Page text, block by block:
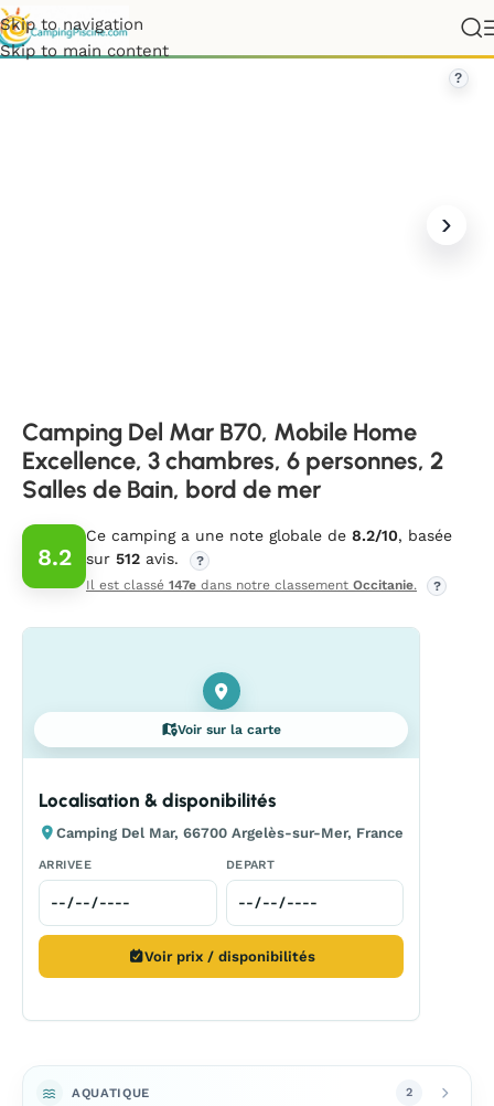
Skip to navigation
Skip to main content
3 chambres, 6 personnes, 2 Salles de Bain, bord de mer
?
Camping Del Mar B70, Mobile Home
Excellence, 3 chambres, 6 personnes, 2
Salles de Bain, bord de mer
8.2
Ce camping a une note globale de 8.2/10, basée
sur 512 avis.
?
Il est classé 147e dans notre classement Occitanie. ?
Voir sur la carte
Localisation & disponibilités
Camping Del Mar, 66700 Argelès-sur-Mer, France
ARRIVEE DEPART
Voir prix / disponibilités
AQUATIQUE 2